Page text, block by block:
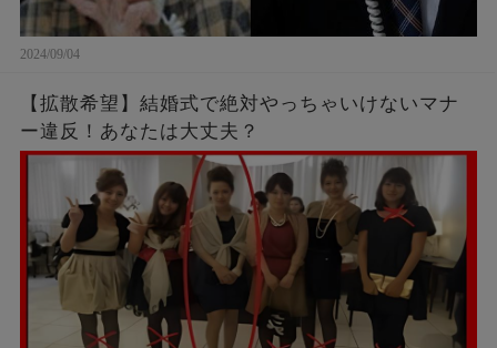
2024/09/04
【拡散希望】結婚式で絶対やっちゃいけないマナ
ー違反！あなたは大丈夫？